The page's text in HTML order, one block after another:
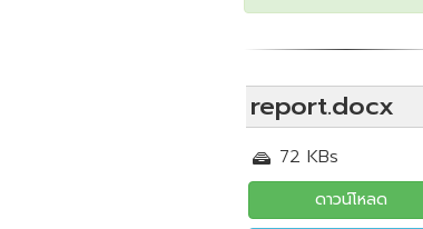
report.docx
72 KBs
ดาวน์โหลด